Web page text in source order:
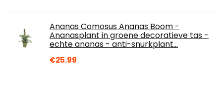
Ananas Comosus Ananas Boom -
Ananasplant in groene decoratieve tas -
echte ananas - anti-snurkplant…
€25.99